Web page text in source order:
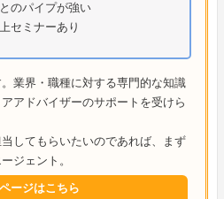
のパイプが強い
セミナーあり
業界・職種に対する専門的な知識
アドバイザーのサポートを受けら
してもらいたいのであれば、まず
ジェント。
ージはこちら